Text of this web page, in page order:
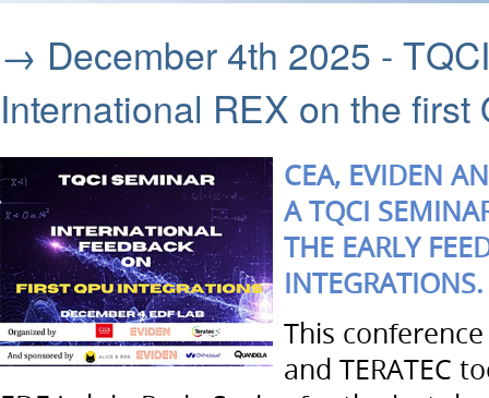
→ December 4th 2025 -
International REX on the first
CEA, EVIDEN
A TQCI
THE EARLY
INTEGRATIONS.
This conference
and TERATEC